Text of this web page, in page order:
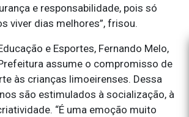
e responsabilidade, pois só
viver dias melhores”, frisou.
e Esportes, Fernando Melo,
assume o compromisso de
às crianças limoeirenses. Dessa
são estimulados à socialização, à
“É uma emoção muito